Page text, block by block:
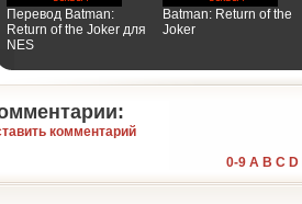
Перевод Batman:
Return of the Joker для
NES
Batman: Return of the
Joker
комментарий
0-9 A B C D